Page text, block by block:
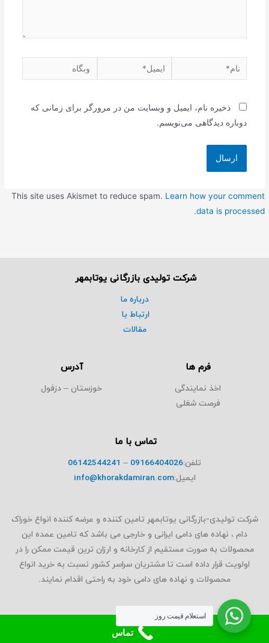
ذخیره نام، ایمیل و وبسایت من در مرورگر برای زمانی که
دوباره دیدگاهی می‌نویسم.
This site uses Akismet to reduce spam. Learn how your comment
data is processed.
شرکت تولیدی بازرگانی یوتابمهر
درباره ما
ارتباط با
مقالات
فرم ها
اخذ نمایندگی
فرصت شغلی
آدرس
خوزستان – دزفول
تماس با ما
تلفن:09166404026
–
06142544241
ایمیل:info@khorakdamiran.com
شرکت تولیدی-بازرگانی یوتابمهر تامین کننده و عرضه کننده انواع خوراک
دام ، نهاده های دامی ایرانی و خارجی می باشد که تامین عمده این
محصولات به صورت مستقیم از کارخانه و ارزان ترین قیمت ممکن را در
اولویت قرار داده است تا مشتریان سراسر کشور نسبت به خرید انواع
محصولات و نهاده های دامی خود به راحتی اقدام نمایند.
استعلام قیمت روز
تماس